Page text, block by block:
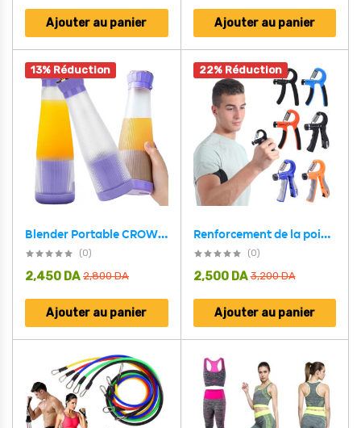
Ajouter au panier Ajouter au panier
13% Réduction
Blender Portable CROWN TYPE Juicer 400 ML
(0)
2,800DA
2,450 DA
Ajouter au panier
22% Réduction
Renforcement de la poignée avec résistance réglable de 11 à 132 lb (5 à 60 kg)
(0)
3,200DA
2,500 DA
Ajouter au panier